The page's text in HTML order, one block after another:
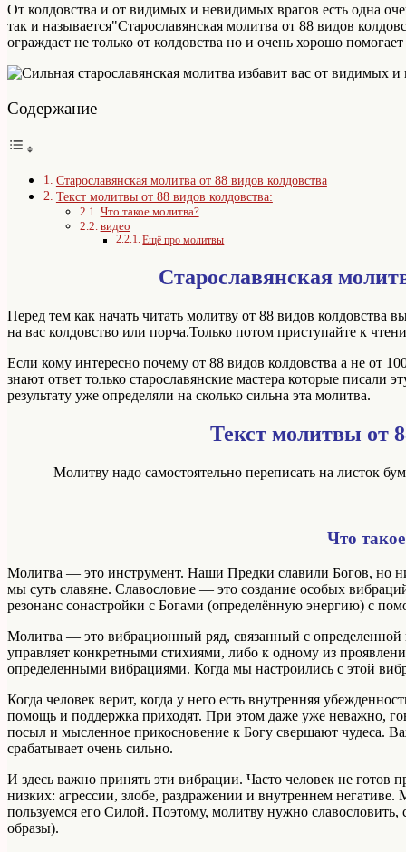
От колдовства и от видимых и невидимых врагов есть одна
так и называется"Старославянская молитва от 88 видов
ограждает не только от колдовства но и очень хорошо
Содержание
Старославянская молитва от 88 видов колдовства
Текст молитвы от 88 видов колдовства:
Что такое молитва?
видео
Ещё про молитвы
Старославянская
Перед тем как начать читать молитву от 88 видов колдовства
на вас колдовство или порча.Только потом приступайте к
Если кому интересно почему от 88 видов колдовства а не от
знают ответ только старославянские мастера которые
результату уже определяли на сколько сильна эта молитва.
Текст молитвы от
Молитву надо самостоятельно переписать на листок
Что
Молитва — это инструмент. Наши Предки славили Богов, но
мы суть славяне. Славословие — это создание особых
резонанс сонастройки с Богами (определённую энергию) с
Молитва — это вибрационный ряд, связанный с
управляет конкретными стихиями, либо к одному из
определенными вибрациями. Когда мы настроились с этой
Когда человек верит, когда у него есть внутренняя
помощь и поддержка приходят. При этом даже уже неважно,
посыл и мысленное прикосновение к Богу свершают
срабатывает очень сильно.
И здесь важно принять эти вибрации. Часто человек не
низких: агрессии, злобе, раздражении и внутреннем
пользуемся его Силой. Поэтому, молитву нужно
образы).